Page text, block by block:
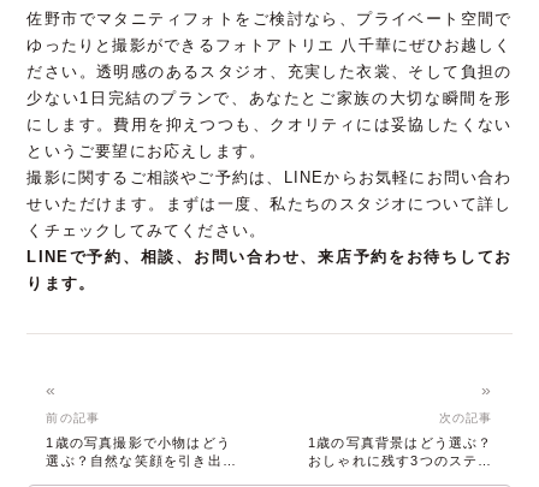
佐野市でマタニティフォトをご検討なら、プライベート空間で
ゆったりと撮影ができるフォトアトリエ 八千華にぜひお越しく
ださい。透明感のあるスタジオ、充実した衣裳、そして負担の
少ない1日完結のプランで、あなたとご家族の大切な瞬間を形
にします。費用を抑えつつも、クオリティには妥協したくない
というご要望にお応えします。
撮影に関するご相談やご予約は、LINEからお気軽にお問い合わ
せいただけます。まずは一度、私たちのスタジオについて詳し
くチェックしてみてください。
LINEで予約、相談、お問い合わせ、来店予約をお待ちしてお
ります。
«
前の記事
1歳の写真撮影で小物はどう
選ぶ？自然な笑顔を引き出す
»
次の記事
1歳の写真背景はどう選ぶ？
おしゃれに残す3つのステッ